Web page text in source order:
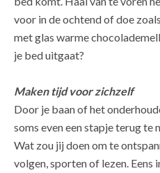
voor in de ochtend of doe
met glas warme
je bed uitgaat?
Maken tijd voor zichzelf
Door je baan of het
soms even een stapje terug te
Wat zou jij doen om te
volgen, sporten of lezen.